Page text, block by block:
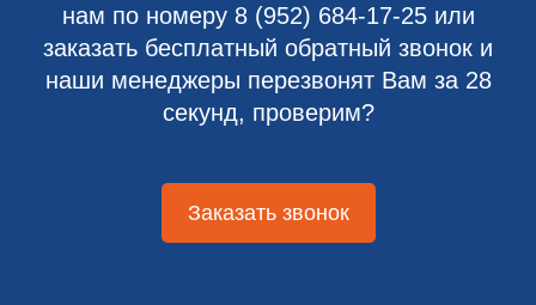
нам по номеру 8 (952) 684-17-25или
заказать бесплатный обратный звонок и
наши менеджеры перезвонят Вам за 28
секунд, проверим?
Заказать звонок